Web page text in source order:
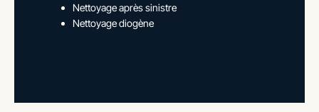
Nettoyage après sinistre
Nettoyage diogène